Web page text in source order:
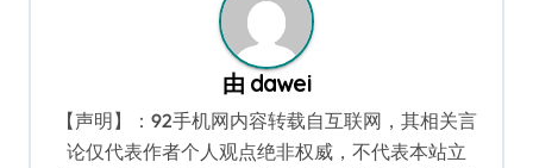
由 dawei
【声明】：92手机网内容转载自互联网，其相关言
论仅代表作者个人观点绝非权威，不代表本站立